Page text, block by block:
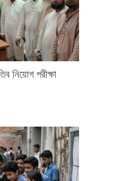
নিয়োগ পরীক্ষা